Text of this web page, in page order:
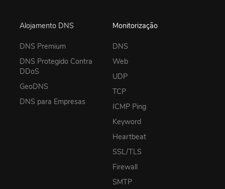
Alojamento DNS
DNS Premium
DNS Protegido Contra
DDoS
GeoDNS
DNS para Empresas
Monitorização
DNS
Web
UDP
TCP
ICMP Ping
Keyword
Heartbeat
SSL/TLS
Firewall
SMTP